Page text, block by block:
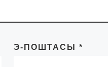
Э-ПОШТАСЫ *